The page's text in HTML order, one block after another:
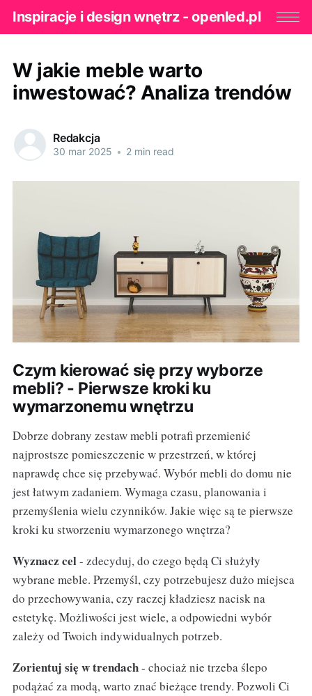
Inspiracje i design wnętrz - openled.pl
W jakie meble warto
inwestować? Analiza trendów
Redakcja
30 mar 2025 • 2 min read
Czym kierować się przy wyborze
mebli? - Pierwsze kroki ku
wymarzonemu wnętrzu
Dobrze dobrany zestaw mebli potrafi przemienić
najprostsze pomieszczenie w przestrzeń, w której
naprawdę chce się przebywać. Wybór mebli do domu nie
jest łatwym zadaniem. Wymaga czasu, planowania i
przemyślenia wielu czynników. Jakie więc są te pierwsze
kroki ku stworzeniu wymarzonego wnętrza?
Wyznacz cel- zdecyduj, do czego będą Ci służyły
wybrane meble. Przemyśl, czy potrzebujesz dużo miejsca
do przechowywania, czy raczej kładziesz nacisk na
estetykę. Możliwości jest wiele, a odpowiedni wybór
zależy od Twoich indywidualnych potrzeb.
Zorientuj się w trendach- chociaż nie trzeba ślepo
podążać za modą, warto znać bieżące trendy. Pozwoli Ci